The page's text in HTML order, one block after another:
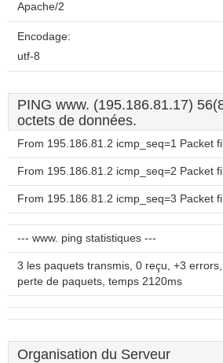
Apache/2
Encodage:
utf-8
PING www. (195.186.81.17)
octets de données.
From 195.186.81.2 icmp_seq=1 Packet
From 195.186.81.2 icmp_seq=2 Packet
From 195.186.81.2 icmp_seq=3 Packet
--- www. ping statistiques ---
3 les paquets transmis, 0 reçu, +3
perte de paquets, temps 2120ms
Organisation du Serveur